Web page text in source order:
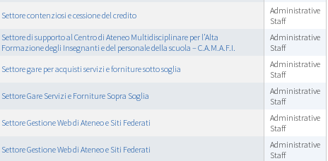
Settore contenziosi e cessione del credito
Administrative
Staff
Settore di supporto al Centro di Ateneo Multidisciplinare per l’Alta
Formazione degli Insegnanti e del personale della scuola – C.A.M.A.F.I.
Administrative
Staff
Settore gare per acquisti servizi e forniture sotto soglia
Administrative
Staff
Settore Gare Servizi e Forniture Sopra Soglia
Administrative
Staff
Settore Gestione Web di Ateneo e Siti Federati
Administrative
Staff
Settore Gestione Web di Ateneo e Siti Federati
Administrative
Staff